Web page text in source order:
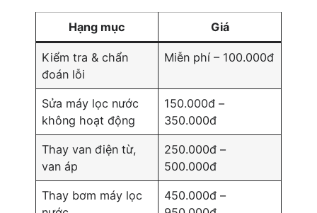
Hạng mục Giá
Kiểm tra & chẩn
đoán lỗi
Miễn phí – 100.000đ
Sửa máy lọc nước
không hoạt động
150.000đ –
350.000đ
Thay van điện từ,
van áp
250.000đ –
500.000đ
Thay bơm máy lọc
450.000đ –